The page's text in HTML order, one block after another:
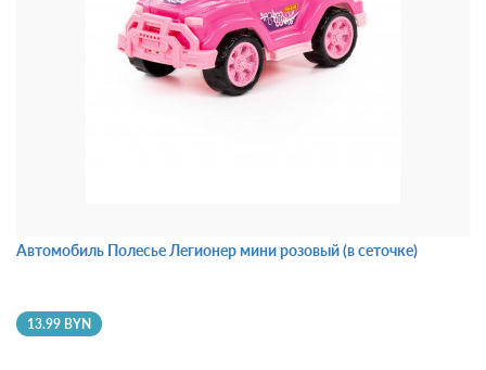
Автомобиль Полесье Легионер мини розовый (в сеточке)
13.99 BYN